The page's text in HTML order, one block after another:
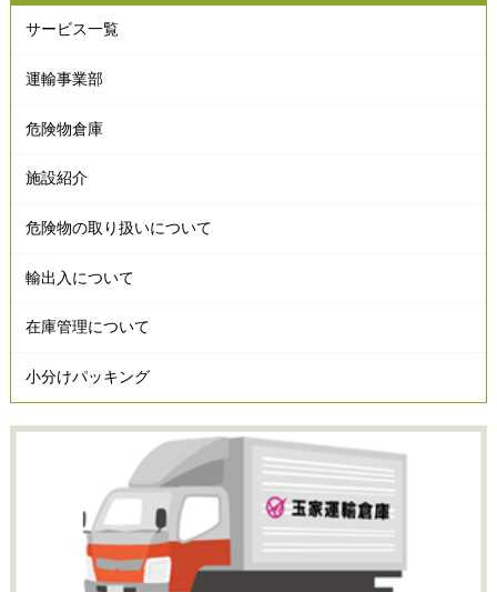
サービス一覧
運輸事業部
危険物倉庫
施設紹介
危険物の取り扱いについて
輸出入について
在庫管理について
小分けパッキング